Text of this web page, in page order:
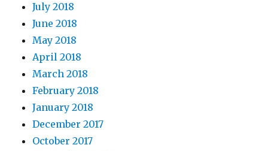
July 2018
June 2018
May 2018
April 2018
March 2018
February 2018
January 2018
December 2017
October 2017